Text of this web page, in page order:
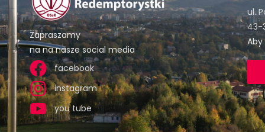
Zapraszamy
na na nasze social media
facebook
instagram
you tube
ul.
43-